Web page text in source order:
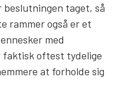
beslutningen taget, så
rammer også er et
med
oftest tydelige
at forholde sig